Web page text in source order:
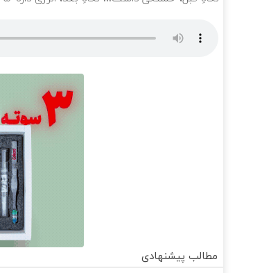
مطالب پیشنهادی